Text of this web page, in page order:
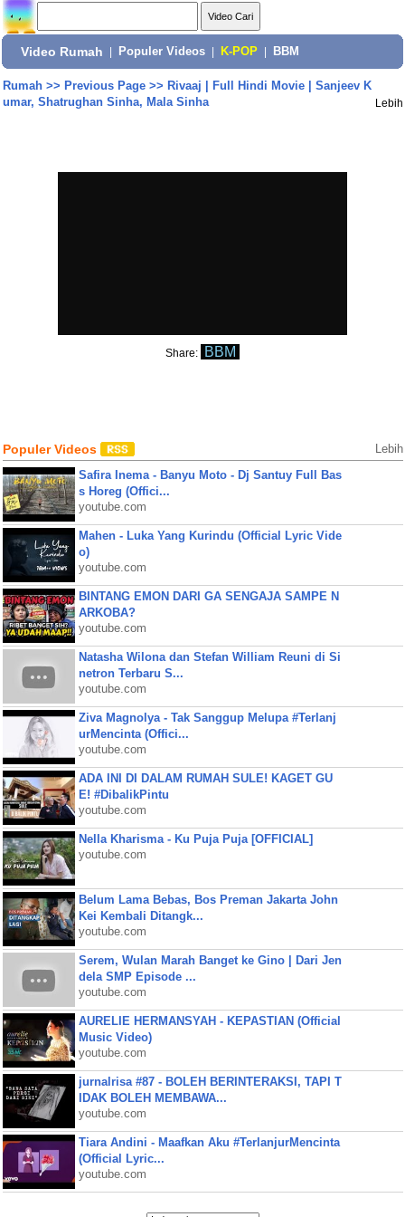
Video Rumah Populer Videos K-POP BBM
Rumah>> Previous Page>> Rivaaj | Full Hindi Movie | Sanjeev K
umar, Shatrughan Sinha, Mala Sinha
Lebih
Share: BBM
Populer Videos Lebih
Safira Inema - Banyu Moto - Dj Santuy Full Bas
s Horeg (Offici...
youtube.com
Mahen - Luka Yang Kurindu (Official Lyric Vide
o)
youtube.com
BINTANG EMON DARI GA SENGAJA SAMPE N
ARKOBA?
youtube.com
Natasha Wilona dan Stefan William Reuni di Si
netron Terbaru S...
youtube.com
Ziva Magnolya - Tak Sanggup Melupa #Terlanj
urMencinta (Offici...
youtube.com
ADA INI DI DALAM RUMAH SULE! KAGET GU
E! #DibalikPintu
youtube.com
Nella Kharisma - Ku Puja Puja [OFFICIAL]
youtube.com
Belum Lama Bebas, Bos Preman Jakarta John
Kei Kembali Ditangk...
youtube.com
Serem, Wulan Marah Banget ke Gino | Dari Jen
dela SMP Episode ...
youtube.com
AURELIE HERMANSYAH - KEPASTIAN (Official
Music Video)
youtube.com
jurnalrisa #87 - BOLEH BERINTERAKSI, TAPI T
IDAK BOLEH MEMBAWA...
youtube.com
Tiara Andini - Maafkan Aku #TerlanjurMencinta
(Official Lyric...
youtube.com